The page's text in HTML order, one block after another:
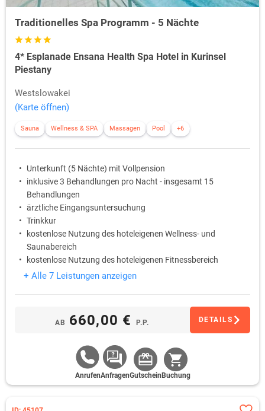
Traditionelles Spa Programm - 5 Nächte
4* Esplanade Ensana Health Spa Hotel in Kurinsel
Piestany
Westslowakei
(Karte öffnen)
Sauna Wellness & SPA Massagen Pool +6
Unterkunft (5 Nächte) mit Vollpension
inklusive 3 Behandlungen pro Nacht - insgesamt 15
Behandlungen
ärztliche Eingangsuntersuchung
Trinkkur
kostenlose Nutzung des hoteleigenen Wellness- und
Saunabereich
kostenlose Nutzung des hoteleigenen Fitnessbereich
+ Alle 7 Leistungen anzeigen
AB 660,00 € P.P. DETAILS
AnrufenAnfragenGutschein Buchung